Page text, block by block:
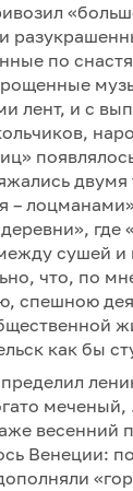
по
лент, и с
–
где
сушей
что, по
спешною
как бы
весенний
Венеции: